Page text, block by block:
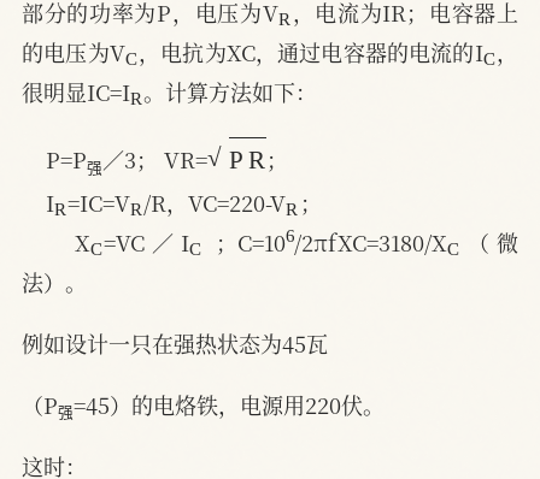
部分的功率为P，电压为V ，电流为IR；电容器上
的电压为V C，电抗为XC，通过电容器的电流的IC，
很明显IC=IR。计算方法如下：
P=P强 ／3； VR= P R
；
I =IC=V R/R，VC=220-V ；
XC=VC／IC ；C=106/2πfXC=3180/X
（微
法）。
例如设计一只在强热状态为45瓦
（P强=45）的电烙铁，电源用220伏。
这时：